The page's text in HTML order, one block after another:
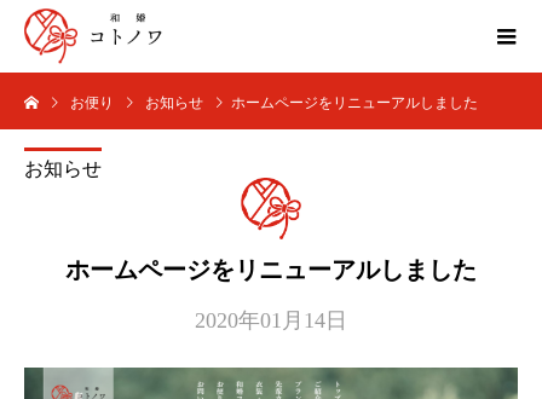
お便り お知らせ ホームページをリニューアルしました
お知らせ
ホームページをリニューアルしました
2020年01月14日